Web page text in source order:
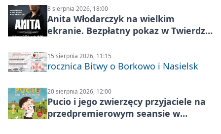
8 sierpnia 2026, 18:00
Anita Włodarczyk na wielkim
ekranie. Bezpłatny pokaz w Twierdzy
15 sierpnia 2026, 11:15
rocznica Bitwy o Borkowo i Nasielsk
20 sierpnia 2026, 12:00
Pucio i jego zwierzęcy przyjaciele na
przedpremierowym seansie w